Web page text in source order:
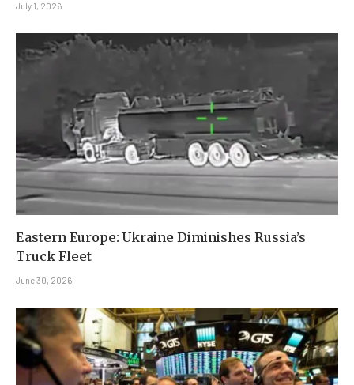
July 1, 2026
Eastern Europe: Ukraine Diminishes Russia’s
Truck Fleet
June 30, 2026